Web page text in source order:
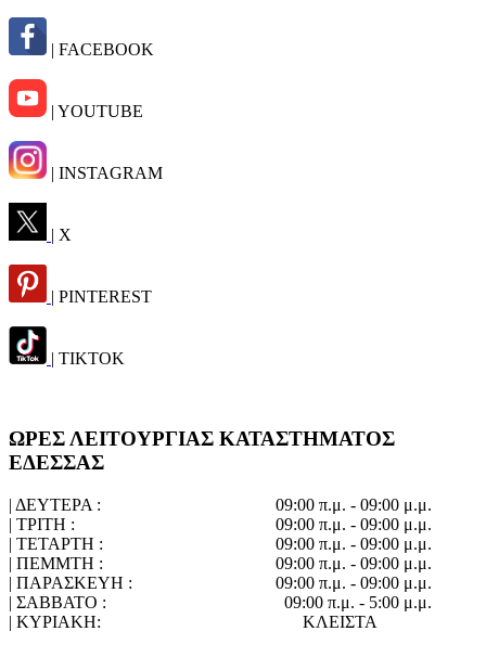
| FACEBOOK
| YOUTUBE
| INSTAGRAM
| X
| PINTEREST
| TIKTOK
ΩΡΕΣ ΛΕΙΤΟΥΡΓΙΑΣ ΚΑΤΑΣΤΗΜΑΤΟΣ
ΕΔΕΣΣΑΣ
| ΔΕΥΤΕΡΑ :
09:00 π.μ. - 09:00 μ.μ.
| ΤΡΙΤΗ :
09:00 π.μ. - 09:00 μ.μ.
| ΤΕΤΑΡΤΗ :
09:00 π.μ. - 09:00 μ.μ.
| ΠΕΜΜΤΗ :
09:00 π.μ. - 09:00 μ.μ.
| ΠΑΡΑΣΚΕΥΗ :
09:00 π.μ. - 09:00 μ.μ.
| ΣΑΒΒΑΤΟ :
09:00 π.μ. - 5:00 μ.μ.
| ΚΥΡΙΑΚΗ:
ΚΛΕΙΣΤΑ